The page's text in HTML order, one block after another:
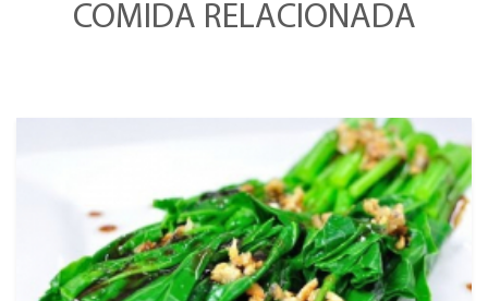
COMIDA RELACIONADA